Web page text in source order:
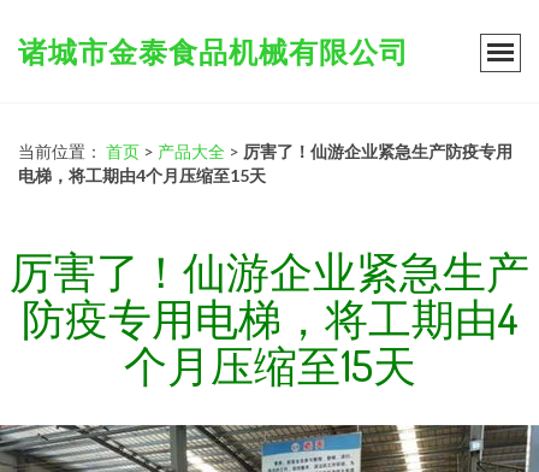
诸城市金泰食品机械有限公司
当前位置： 首页 > 产品大全 > 厉害了！仙游企业紧急生产防疫专用
电梯，将工期由4个月压缩至15天
厉害了！仙游企业紧急生产
防疫专用电梯，将工期由4
个月压缩至15天